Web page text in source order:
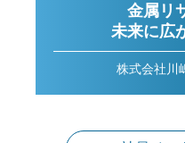
金属リ
未来に広
株式会社川